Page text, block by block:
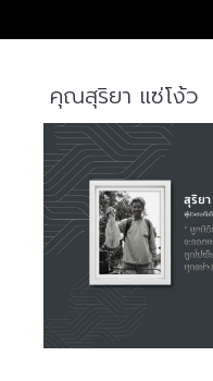
คุณสุริยา แซ่โง้ว